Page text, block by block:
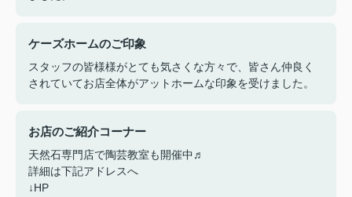
ケーズホームのご印象
スタッフの皆様様がとても気さくな方々で、皆さん仲良く
されていてお店全体がアットホームな印象を受けました。
お店のご紹介コーナー
天然石専門店で陶芸教室も開催中♬
詳細は下記アドレスへ
↓HP